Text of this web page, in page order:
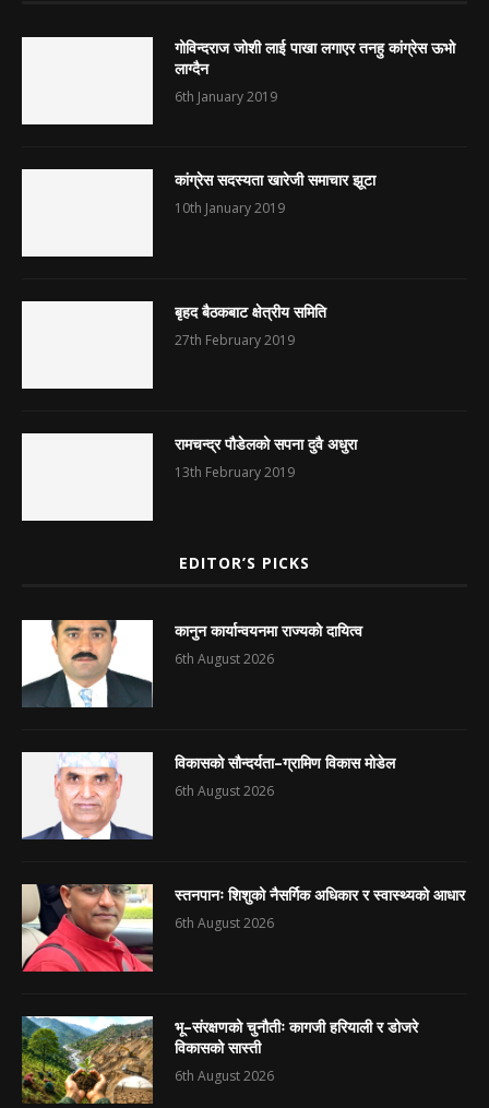
गोविन्दराज जोशी लाई पाखा लगाएर तनहु कांग्रेस ऊभो
लाग्दैन
6th January 2019
कांग्रेस सदस्यता खारेजी समाचार झूटा
10th January 2019
बृहद बैठकबाट क्षेत्रीय समिति
27th February 2019
रामचन्द्र पौडेलको सपना दुवै अधुरा
13th February 2019
EDITOR’S PICKS
कानुन कार्यान्वयनमा राज्यको दायित्व
6th August 2026
विकासको सौन्दर्यता–ग्रामिण विकास मोडेल
6th August 2026
स्तनपानः शिशुको नैसर्गिक अधिकार र स्वास्थ्यको आधार
6th August 2026
भू–संरक्षणको चुनौतीः कागजी हरियाली र डोजरे
विकासको सास्ती
6th August 2026